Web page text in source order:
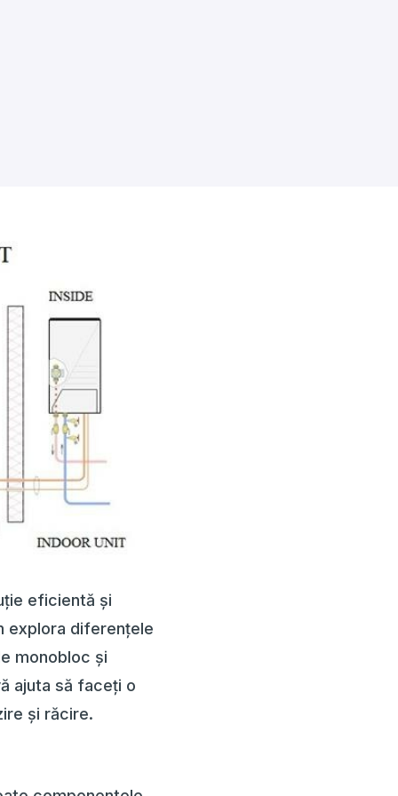
eficientă și
explora diferențele
monobloc și
ajuta să faceți o
și răcire.